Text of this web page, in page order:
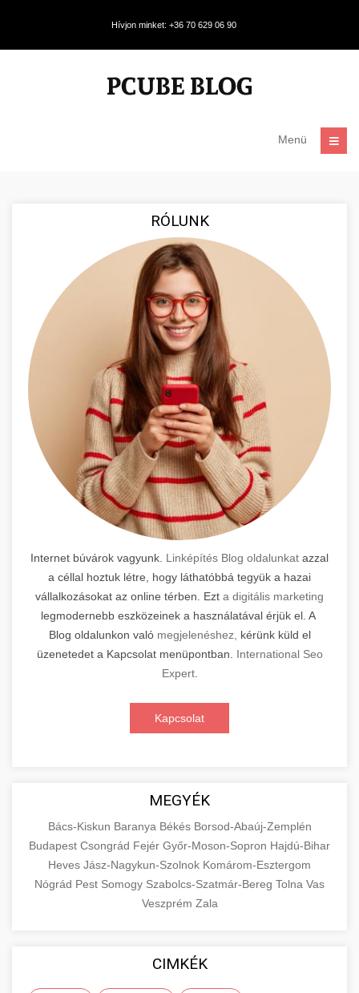
Hívjon minket: +36 70 629 06 90
Menü
RÓLUNK
Internet búvárok vagyunk. Linképítés Blog oldalunkat azzal
a céllal hoztuk létre, hogy láthatóbbá tegyük a hazai
vállalkozásokat az online térben. Ezt a digitális marketing
legmodernebb eszközeinek a használatával érjük el. A
Blog oldalunkon való megjelenéshez,
kérünk küld el
üzenetedet a Kapcsolat menüpontban. International Seo
Expert.
Kapcsolat
MEGYÉK
Bács-Kiskun Baranya Békés Borsod-Abaúj-Zemplén
Budapest Csongrád Fejér Győr-Moson-Sopron Hajdú-Bihar
Heves Jász-Nagykun-Szolnok Komárom-Esztergom
Nógrád Pest Somogy Szabolcs-Szatmár-Bereg Tolna Vas
Veszprém Zala
CIMKÉK